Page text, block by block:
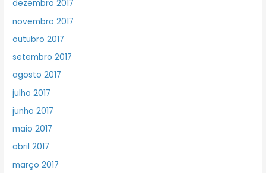
dezembro 2017
novembro 2017
outubro 2017
setembro 2017
agosto 2017
julho 2017
junho 2017
maio 2017
abril 2017
março 2017